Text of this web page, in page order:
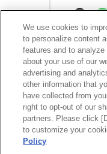
森永製菓
サイトマップ RSS
ウェブアクセ
We use cookies to
to personalize content
features and to
about your use of our
advertising and
other information that
have collected from
right to opt-out of our
partners. Please click
to customize your
Policy